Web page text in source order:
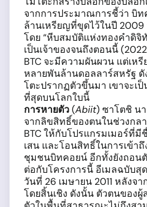
จากการประมาณการชี้ว่า บิท
ล้านเหรียญที่ขุดไว้ในปี 2009
โดย “หีบสมบัติแห่งทองคำดิจิ
เป็นเจ้าของจนถึงตอนนี้
BTC จะมีความผันผวน แต่เห
หลายพันล้านดอลลาร์สหรัฐ
โตะปรากฏตัวขึ้นมา เขาจะเ
ที่สุดบนโลกใบนี้
การหายตัว(Abiit) ซาโตชิ น
จากลิขสิทธิ์ของตนในช่วงกล
BTC ให้กับโปรแกรมเมอร์ที่มี
เสน และโอนสิทธิ์ในการเข้า
ชุมชนบิทคอยน์ อีกทั้งยังถอน
ต่อกับโครงการนี้ อีเมลฉบับสุ
วันที่ 26 เมษายน 2011 หลังจ
โดยสิ้นเชิง ดังนั้น ตัวตนของ